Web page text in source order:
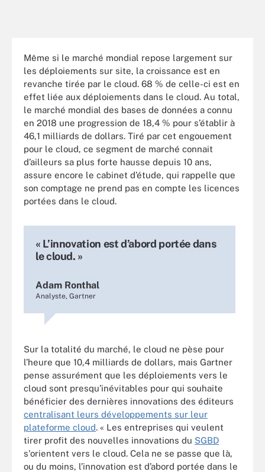
Même si le marché mondial repose largement sur
les déploiements sur site, la croissance est en
revanche tirée par le cloud. 68 % de celle-ci est en
effet liée aux déploiements dans le cloud. Au total,
le marché mondial des bases de données a connu
en 2018 une progression de 18,4 % pour s’établir à
46,1 milliards de dollars. Tiré par cet engouement
pour le cloud, ce segment de marché connait
d’ailleurs sa plus forte hausse depuis 10 ans,
assure encore le cabinet d’étude, qui rappelle que
son comptage ne prend pas en compte les licences
portées dans le cloud.
« L’innovation est d’abord portée dans
le cloud. »
Adam Ronthal
Analyste, Gartner
Sur la totalité du marché, le cloud ne pèse pour
l’heure que 10,4 milliards de dollars, mais Gartner
pense assurément que les déploiements vers le
cloud sont presqu’inévitables pour qui souhaite
bénéficier des dernières innovations des éditeurs
centralisant leurs développements sur leur
plateforme cloud. « Les entreprises qui veulent
tirer profit des nouvelles innovations du SGBD
s'orientent vers le cloud. Cela ne se passe que là,
ou du moins, l’innovation est d’abord portée dans le